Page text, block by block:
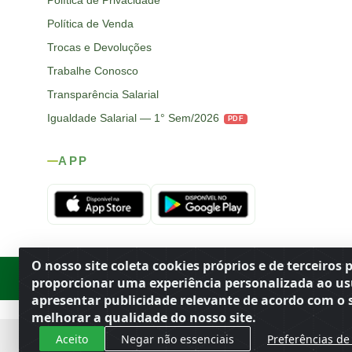
O nosso site coleta cookies próprios e de terceiros
proporcionar uma experiência personalizada ao
apresentar publicidade relevante de acordo com o
melhorar a qualidade do nosso site.
Aceito Negar não essenciais Preferências de
Política de Venda
Trocas e Devoluções
Trabalhe Conosco
Transparência Salarial
Igualdade Salarial — 1° Sem/2026
PDF
APP
Rod. SP-215, s/n, km 98 — Área Rural Porto Ferreira/ ·